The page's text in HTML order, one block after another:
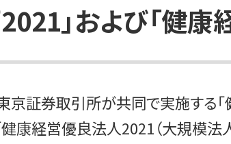
」および「健
京証券取引所が共同で実施する
康経営優良法人2021（大規模法人